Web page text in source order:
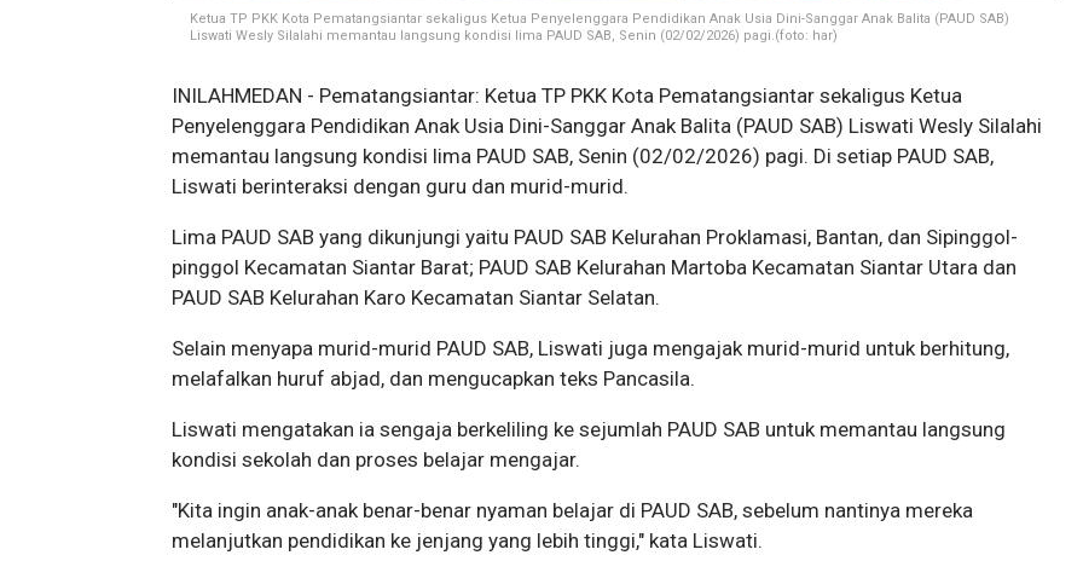
Ketua TP PKK Kota Pematangsiantar sekaligus Ketua Penyelenggara Pendidikan Anak Usia Dini-Sanggar Anak Balita (PAUD SAB)
Liswati Wesly Silalahi memantau langsung kondisi lima PAUD SAB, Senin (02/02/2026) pagi.(foto: har)
INILAHMEDAN - Pematangsiantar: Ketua TP PKK Kota Pematangsiantar sekaligus Ketua
Penyelenggara Pendidikan Anak Usia Dini-Sanggar Anak Balita (PAUD SAB) Liswati Wesly Silalahi
memantau langsung kondisi lima PAUD SAB, Senin (02/02/2026) pagi. Di setiap PAUD SAB,
Liswati berinteraksi dengan guru dan murid-murid.
Lima PAUD SAB yang dikunjungi yaitu PAUD SAB Kelurahan Proklamasi, Bantan, dan Sipinggol-
pinggol Kecamatan Siantar Barat; PAUD SAB Kelurahan Martoba Kecamatan Siantar Utara dan
PAUD SAB Kelurahan Karo Kecamatan Siantar Selatan.
Selain menyapa murid-murid PAUD SAB, Liswati juga mengajak murid-murid untuk berhitung,
melafalkan huruf abjad, dan mengucapkan teks Pancasila.
Liswati mengatakan ia sengaja berkeliling ke sejumlah PAUD SAB untuk memantau langsung
kondisi sekolah dan proses belajar mengajar.
"Kita ingin anak-anak benar-benar nyaman belajar di PAUD SAB, sebelum nantinya mereka
melanjutkan pendidikan ke jenjang yang lebih tinggi," kata Liswati.